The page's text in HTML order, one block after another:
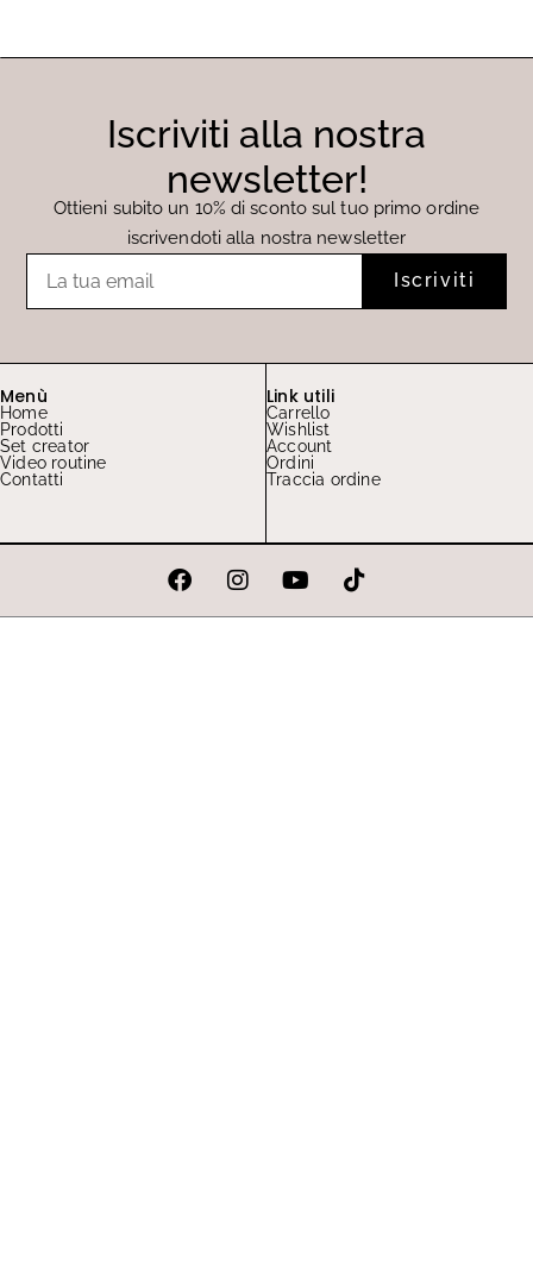
Iscriviti alla nostra
newsletter!
Ottieni subito un 10% di sconto sul tuo primo ordine
iscrivendoti alla nostra newsletter
Iscriviti
Menù
Home
Prodotti
Set creator
Video routine
Contatti
Link utili
Carrello
Wishlist
Account
Ordini
Traccia ordine
F
a
c
I
n
s
Y
o
u
T
i
k